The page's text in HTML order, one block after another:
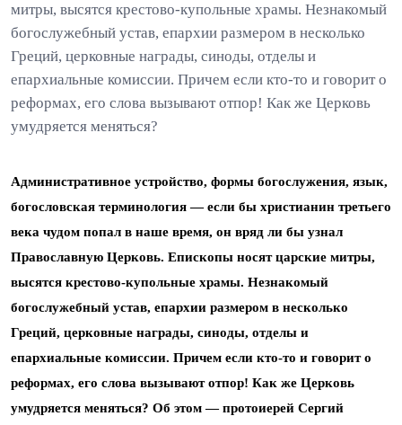
митры, высятся крестово-купольные храмы. Незнакомый
богослужебный устав, епархии размером в несколько
Греций, церковные награды, синоды, отделы и
епархиальные комиссии. Причем если кто-то и говорит о
реформах, его слова вызывают отпор! Как же Церковь
умудряется меняться?
Административное устройство, формы богослужения, язык,
богословская терминология — если бы христианин третьего
века чудом попал в наше время, он вряд ли бы узнал
Православную Церковь. Епископы носят царские митры,
высятся крестово-купольные храмы. Незнакомый
богослужебный устав, епархии размером в несколько
Греций, церковные награды, синоды, отделы и
епархиальные комиссии. Причем если кто-то и говорит о
реформах, его слова вызывают отпор! Как же Церковь
умудряется меняться? Об этом — протоиерей Сергий